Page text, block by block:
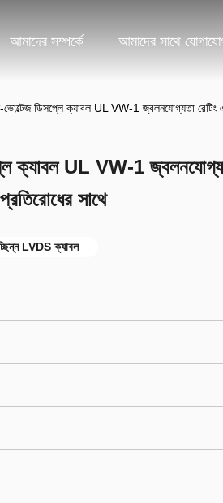
আমাদের সম্পর্কে আমাদের সাথে
ভোল্টেজ ডিসপ্লে ক্যাবল UL VW-1 জ্বলনযোগ্যতা
ক্যাবল UL VW-1
সাথে
LVDS ক্যাবল